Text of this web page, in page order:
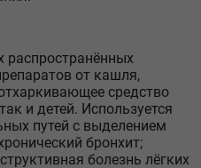
распространённых
от кашля,
средство
и детей. Используется
путей с выделением
бронхит;
болезнь лёгких